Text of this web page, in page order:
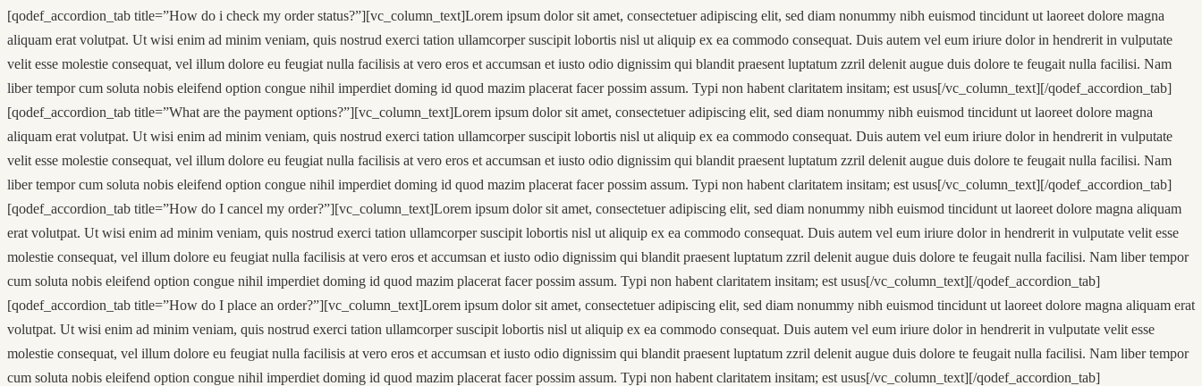
[qodef_accordion_tab title=”How do i check my order status?”][vc_column_text]Lorem ipsum dolor sit amet, consectetuer adipiscing elit, sed diam nonummy nibh euismod tincidunt ut laoreet dolore magna
aliquam erat volutpat. Ut wisi enim ad minim veniam, quis nostrud exerci tation ullamcorper suscipit lobortis nisl ut aliquip ex ea commodo consequat. Duis autem vel eum iriure dolor in hendrerit in vulputate
velit esse molestie consequat, vel illum dolore eu feugiat nulla facilisis at vero eros et accumsan et iusto odio dignissim qui blandit praesent luptatum zzril delenit augue duis dolore te feugait nulla facilisi. Nam
liber tempor cum soluta nobis eleifend option congue nihil imperdiet doming id quod mazim placerat facer possim assum. Typi non habent claritatem insitam; est usus[/vc_column_text][/qodef_accordion_tab]
[qodef_accordion_tab title=”What are the payment options?”][vc_column_text]Lorem ipsum dolor sit amet, consectetuer adipiscing elit, sed diam nonummy nibh euismod tincidunt ut laoreet dolore magna
aliquam erat volutpat. Ut wisi enim ad minim veniam, quis nostrud exerci tation ullamcorper suscipit lobortis nisl ut aliquip ex ea commodo consequat. Duis autem vel eum iriure dolor in hendrerit in vulputate
velit esse molestie consequat, vel illum dolore eu feugiat nulla facilisis at vero eros et accumsan et iusto odio dignissim qui blandit praesent luptatum zzril delenit augue duis dolore te feugait nulla facilisi. Nam
liber tempor cum soluta nobis eleifend option congue nihil imperdiet doming id quod mazim placerat facer possim assum. Typi non habent claritatem insitam; est usus[/vc_column_text][/qodef_accordion_tab]
[qodef_accordion_tab title=”How do I cancel my order?”][vc_column_text]Lorem ipsum dolor sit amet, consectetuer adipiscing elit, sed diam nonummy nibh euismod tincidunt ut laoreet dolore magna aliquam
erat volutpat. Ut wisi enim ad minim veniam, quis nostrud exerci tation ullamcorper suscipit lobortis nisl ut aliquip ex ea commodo consequat. Duis autem vel eum iriure dolor in hendrerit in vulputate velit esse
molestie consequat, vel illum dolore eu feugiat nulla facilisis at vero eros et accumsan et iusto odio dignissim qui blandit praesent luptatum zzril delenit augue duis dolore te feugait nulla facilisi. Nam liber tempor
cum soluta nobis eleifend option congue nihil imperdiet doming id quod mazim placerat facer possim assum. Typi non habent claritatem insitam; est usus[/vc_column_text][/qodef_accordion_tab]
[qodef_accordion_tab title=”How do I place an order?”][vc_column_text]Lorem ipsum dolor sit amet, consectetuer adipiscing elit, sed diam nonummy nibh euismod tincidunt ut laoreet dolore magna aliquam erat
volutpat. Ut wisi enim ad minim veniam, quis nostrud exerci tation ullamcorper suscipit lobortis nisl ut aliquip ex ea commodo consequat. Duis autem vel eum iriure dolor in hendrerit in vulputate velit esse
molestie consequat, vel illum dolore eu feugiat nulla facilisis at vero eros et accumsan et iusto odio dignissim qui blandit praesent luptatum zzril delenit augue duis dolore te feugait nulla facilisi. Nam liber tempor
cum soluta nobis eleifend option congue nihil imperdiet doming id quod mazim placerat facer possim assum. Typi non habent claritatem insitam; est usus[/vc_column_text][/qodef_accordion_tab]